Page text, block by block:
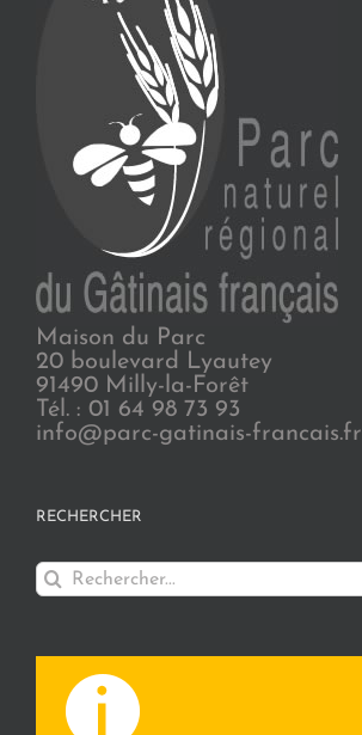
Maison du Parc
20 boulevard Lyautey
91490 Milly-la-Forêt
Tél. : 01 64 98 73 93
info@parc-gatinais-francais.fr
RECHERCHER
Rechercher: